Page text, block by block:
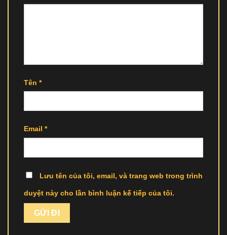
Tên *
Email *
Lưu tên của tôi, email, và trang web trong trình
duyệt này cho lần bình luận kế tiếp của tôi.